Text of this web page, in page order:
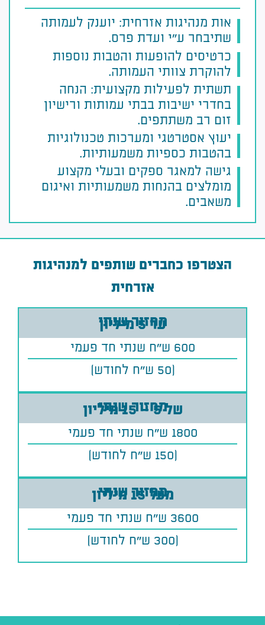
אות מנהיגות אזרחית: יוענק לעמותה
שתיבחר ע"י ועדת פרס.
כרטיסים להופעות והטבות נוספות
להוקרת צוותי העמותה.
תשתית לפעילות מקצועית: הנחה
בחדרי ישיבות בבתי עמותות ורישיון
זום רב משתתפים.
יעוץ אסטרטגי ומערכות טכנולוגיות
בהטבות כספיות משמעותיות.
גישה למאגר ספקים ובעלי מקצוע
מומלצים בהנחות משמעותיות ואיגום
משאבים.
הצטרפו כחברים שותפים למנהיגות
אזרחית
מחזור שנתי
עד 5 מיליון
600 ש״ח שנתי חד פעמי
מחזור שנתישל 5 – 15 מיליון
1800 ש״ח שנתי חד פעמי
מחזור שנתי
מעל 15 מיליון
3600 ש״ח שנתי חד פעמי